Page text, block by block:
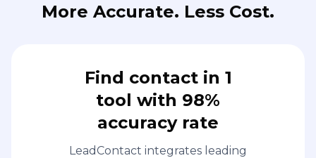
More Accurate. Less Cost.
Find contact in 1
tool with 98%
accuracy rate
LeadContact integrates leading